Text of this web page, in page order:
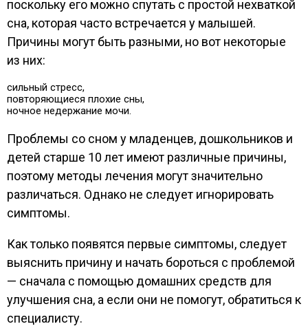
поскольку его можно спутать с простой нехваткой
сна, которая часто встречается у малышей.
Причины могут быть разными, но вот некоторые
из них:
сильный стресс,
повторяющиеся плохие сны,
ночное недержание мочи.
Проблемы со сном у младенцев, дошкольников и
детей старше 10 лет имеют различные причины,
поэтому методы лечения могут значительно
различаться. Однако не следует игнорировать
симптомы.
Как только появятся первые симптомы, следует
выяснить причину и начать бороться с проблемой
— сначала с помощью домашних средств для
улучшения сна, а если они не помогут, обратиться к
специалисту.